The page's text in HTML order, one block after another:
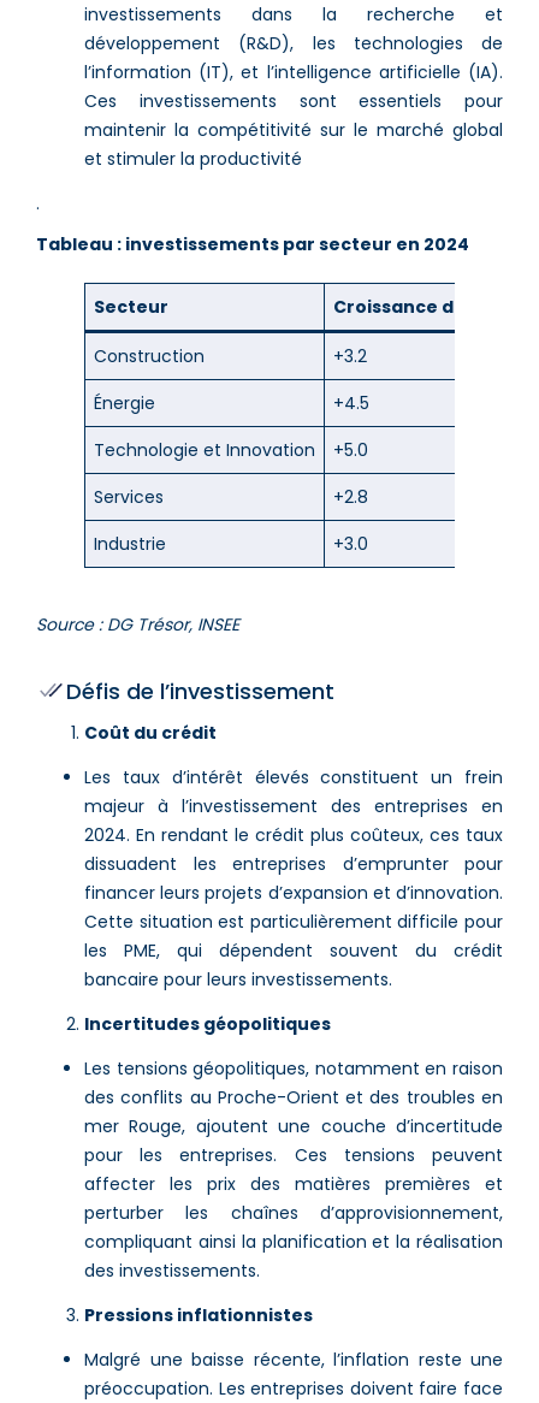
investissements dans la recherche et
développement (R&D), les technologies de
l’information (IT), et l’intelligence artificielle (IA).
Ces investissements sont essentiels pour
maintenir la compétitivité sur le marché global
et stimuler la productivité​
​.
Tableau : investissements par secteur en 2024
Secteur Croissance de
Construction
+3.2
Énergie
+4.5
Technologie et Innovation
+5.0
Services
+2.8
Industrie
+3.0
Source : DG Trésor, INSEE
Défis de l’investissement
Coût du crédit
Les taux d’intérêt élevés constituent un frein
majeur à l’investissement des entreprises en
2024. En rendant le crédit plus coûteux, ces taux
dissuadent les entreprises d’emprunter pour
financer leurs projets d’expansion et d’innovation.
Cette situation est particulièrement difficile pour
les PME, qui dépendent souvent du crédit
bancaire pour leurs investissements​.
Incertitudes géopolitiques
Les tensions géopolitiques, notamment en raison
des conflits au Proche-Orient et des troubles en
mer Rouge, ajoutent une couche d’incertitude
pour les entreprises. Ces tensions peuvent
affecter les prix des matières premières et
perturber les chaînes d’approvisionnement,
compliquant ainsi la planification et la réalisation
des investissements​​.
Pressions inflationnistes
Malgré une baisse récente, l’inflation reste une
préoccupation. Les entreprises doivent faire face